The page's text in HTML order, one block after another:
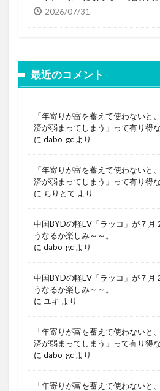
2026/07/31
最近のコメント
「年寄りが富を蓄えて使わないと
済が弱まってしまう」って有り得
に dabo_gc より
「年寄りが富を蓄えて使わないと
済が弱まってしまう」って有り得
に ちりとて より
中国BYDの軽EV「ラッコ」が７月
うなるか楽しみ～～。
に dabo_gc より
中国BYDの軽EV「ラッコ」が７月
うなるか楽しみ～～。
に ユキ より
「年寄りが富を蓄えて使わないと
済が弱まってしまう」って有り得
に dabo_gc より
「年寄りが富を蓄えて使わないと